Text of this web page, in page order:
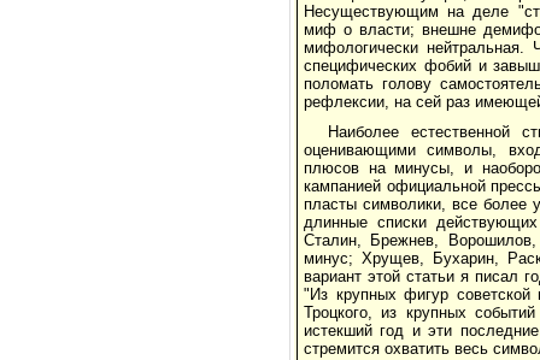
Несуществующим на деле
миф о власти; внешне
мифологически нейтральная.
специфических фобий и
поломать голову
рефлексии, на сей раз
Наиболее естественной
оценивающими символы,
плюсов на минусы, и
кампанией официальной
пласты символики, все более
длинные списки
Сталин, Брежнев,
минус; Хрущев, Бухарин,
вариант этой статьи я писал
"Из крупных фигур советской
Троцкого, из крупных
истекший год и эти
стремится охватить весь